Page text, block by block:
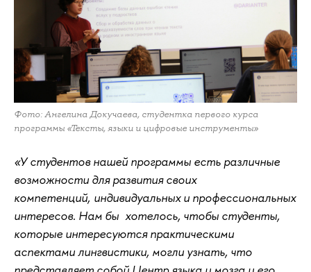
Фото: Ангелина Докучаева, студентка первого курса
программы «Тексты, языки и цифровые инструменты»
«У студентов нашей программы есть различные
возможности для развития своих
компетенций, индивидуальных и профессиональных
интересов. Нам бы хотелось, чтобы студенты,
которые интересуются практическими
аспектами лингвистики, могли узнать, что